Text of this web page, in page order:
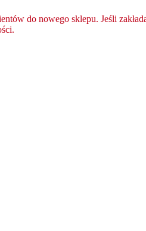
do nowego sklepu. Jeśli